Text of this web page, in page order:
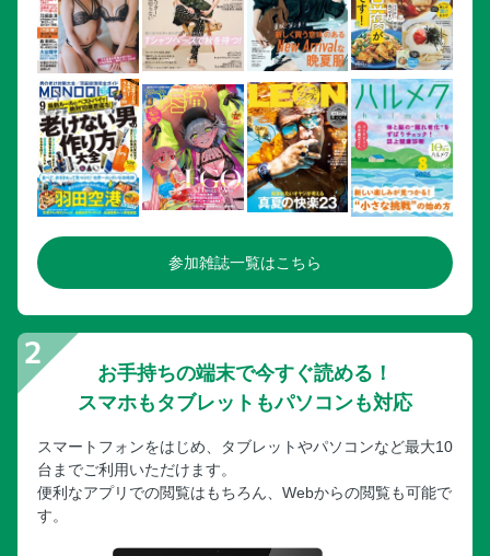
Jean-Roch Dard クリエイティブリサーチャー
「人はなぜ集めたくなるのか」考察5
「人はなぜ集めたくなるのか」考察6
具志堅幸太 デザイナー
立石従寛 アーティスト
アレキサンダー・ジュリアン フラワーアーティスト
石井 大 スタイリスト
金子夏子 スタイリスト
私の０円コレクション
表4
参加雑誌一覧はこちら
お手持ちの端末で今すぐ読める！
スマホもタブレットもパソコンも対応
スマートフォンをはじめ、タブレットやパソコンなど最大10
台までご利用いただけます。
便利なアプリでの閲覧はもちろん、Webからの閲覧も可能で
す。